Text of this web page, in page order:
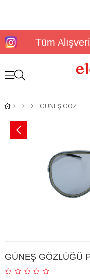
Tüm
GÜNEŞ GÖZLÜĞÜ PORSCHE PD 8684 C 6213
GÜNEŞ GÖZLÜĞÜ